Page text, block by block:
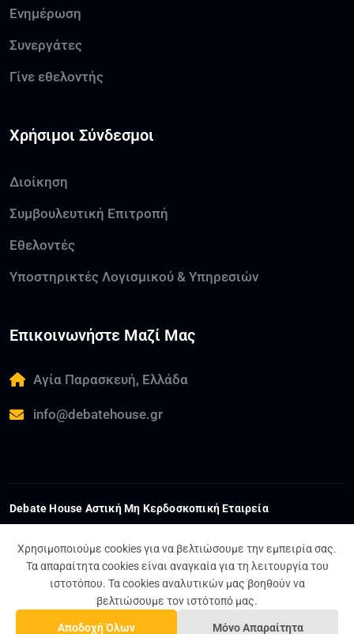
Ενημέρωση
Συνεργάτες
Γίνε εθελοντής
Χρήσιμοι Σύνδεσμοι
Διοίκηση
Συμβουλευτική Επιτροπή
Εθελοντές
Υποστηρικτές Λογισμικού & Υπηρεσιών
Επικοινωνήστε Μαζί Μας
Αγία Παρασκευή, Ελλάδα
info@debatehouse.gr
Debate House Αστική Μη Κερδοσκοπική Εταιρεία
Όροι και Προϋποθέσεις
Πολιτική Απορρήτου
Σχέδιο Ισότητας Φύλων
Χρησιμοποιούμε cookies για να βελτιώσουμε την εμπειρία σας.
Τα απαραίτητα cookies είναι αναγκαία για τη λειτουργία του
ιστοτόπου. Τα cookies αναλυτικών μας βοηθούν να
βελτιώσουμε τον ιστότοπό μας.
Αποδοχή Όλων Μόνο Απαραίτητα